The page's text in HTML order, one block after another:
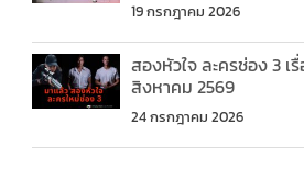
19 กรกฎาคม 2026
สองหัวใจ ละครช่อง 3 เ
สิงหาคม 2569
24 กรกฎาคม 2026